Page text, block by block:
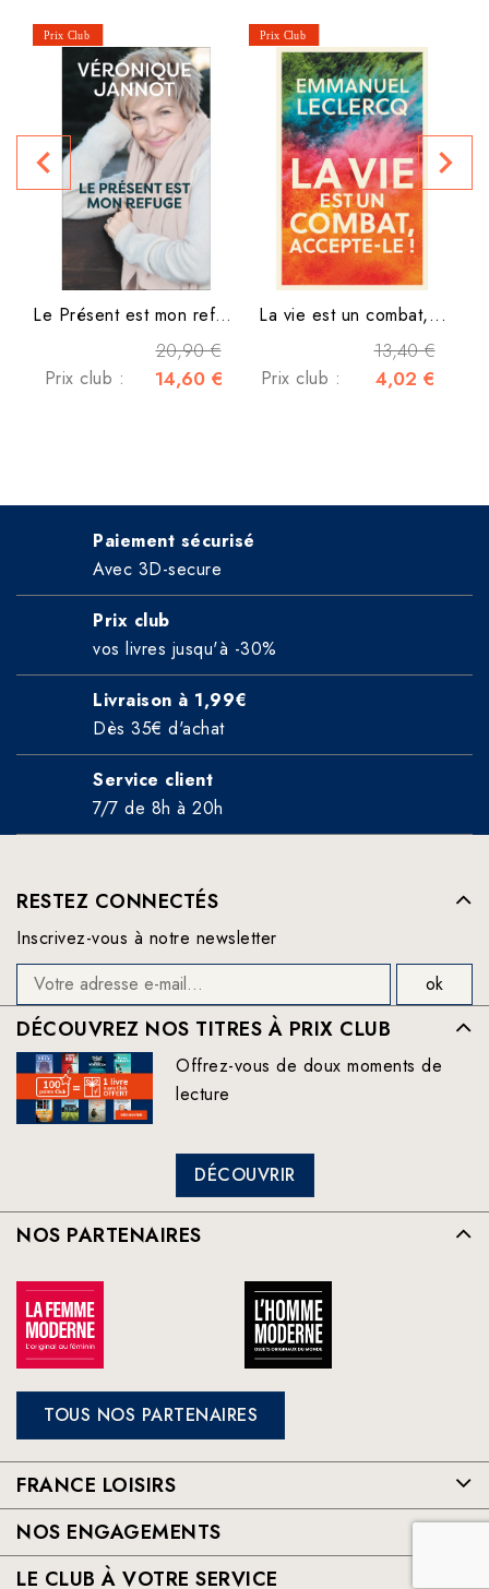
Le Présent est mon refuge
20,90 €
Prix club : 14,60 €
La vie est un combat,...
13,40 €
Prix club : 4,02 €
navigate_before navigate_next
Paiement sécurisé
Avec 3D-secure
Prix club
vos livres jusqu'à -30%
Livraison à 1,99€
Dès 35€ d'achat
Service client
7/7 de 8h à 20h
RESTEZ CONNECTÉS
Inscrivez-vous à notre newsletter
DÉCOUVREZ NOS TITRES À PRIX CLUB
Offrez-vous de doux moments de
lecture
DÉCOUVRIR
NOS PARTENAIRES
TOUS NOS PARTENAIRES
FRANCE LOISIRS
NOS ENGAGEMENTS
LE CLUB À VOTRE SERVICE